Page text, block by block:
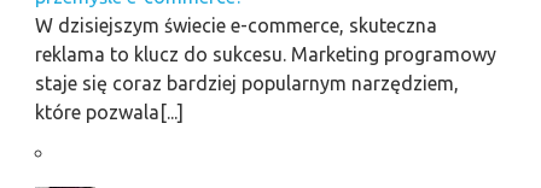
W dzisiejszym świecie e-commerce, skuteczna
reklama to klucz do sukcesu. Marketing programowy
staje się coraz bardziej popularnym narzędziem,
które pozwala[...]